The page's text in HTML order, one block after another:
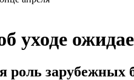
уходе
зарубежных